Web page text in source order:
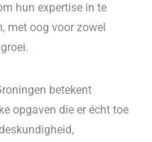
hun expertise in te
met oog voor zowel
betekent
opgaven die er écht toe